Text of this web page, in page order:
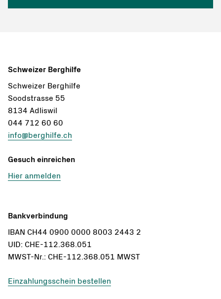
Schweizer Berghilfe
Schweizer Berghilfe
Soodstrasse 55
8134 Adliswil
044 712 60 60
info@berghilfe.ch
Gesuch einreichen
Hier anmelden
Bankverbindung
IBAN CH44 0900 0000 8003 2443 2
UID: CHE-112.368.051
MWST-Nr.: CHE-112.368.051 MWST
Einzahlungsschein bestellen